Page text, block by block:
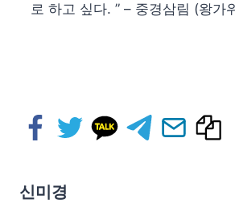
로 하고 싶다. ” – 중경삼림 (왕가
신미경